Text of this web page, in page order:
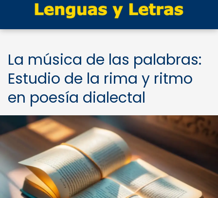
La música de las palabras:
Estudio de la rima y ritmo
en poesía dialectal